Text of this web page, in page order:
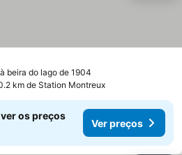
beira do lago de 1904
km de Station Montreux
os preços
Ver preços